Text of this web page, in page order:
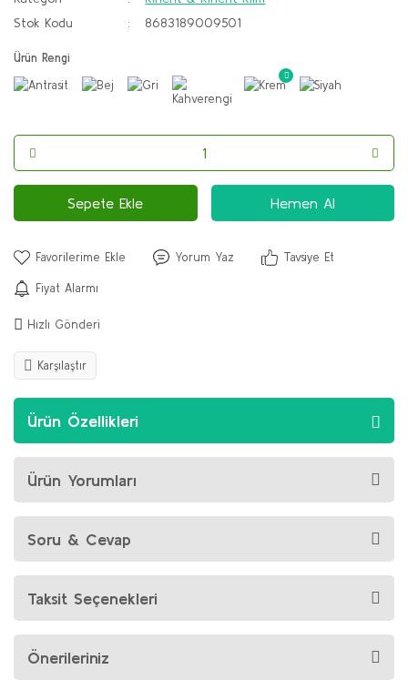
Stok Kodu
8683189009501
Ürün Rengi
Sepete Ekle Hemen Al
Yorum Yaz Tavsiye Et
Fiyat Alarmı
Hızlı Gönderi
Karşılaştır
Ürün Özellikleri
Ürün Yorumları
Soru & Cevap
Taksit Seçenekleri
Önerileriniz